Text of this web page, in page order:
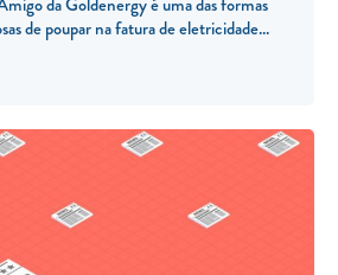
da Goldenergy é uma das formas
de poupar na fatura de eletricidade...